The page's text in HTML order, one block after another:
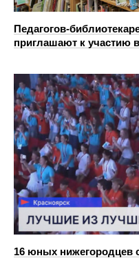
Педагогов-
приглашают к участию
16 юных нижегородцев